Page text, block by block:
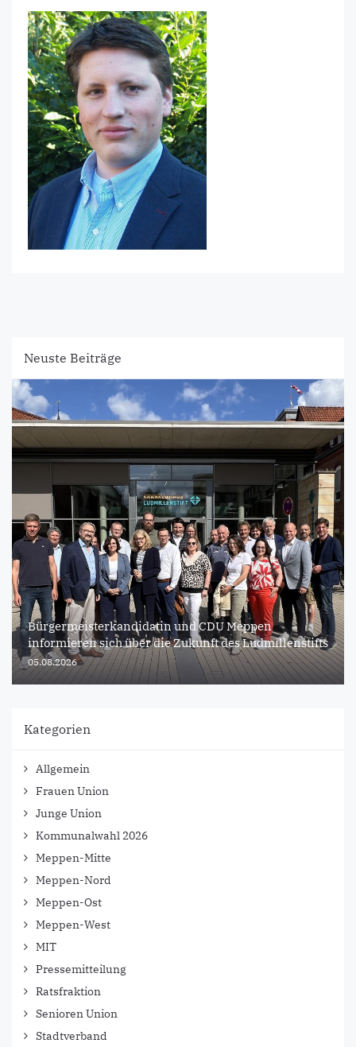
Neuste Beiträge
Bürgermeisterkandidatin und CDU Meppen
informieren sich über die Zukunft des Ludmillenstifts
05.08.2026
Kategorien
Allgemein
Frauen Union
Junge Union
Kommunalwahl 2026
Meppen-Mitte
Meppen-Nord
Meppen-Ost
Meppen-West
MIT
Pressemitteilung
Ratsfraktion
Senioren Union
Stadtverband